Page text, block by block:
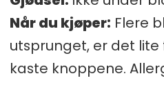
Når du kjøper: Flere
utsprunget, er det
kaste knoppene.